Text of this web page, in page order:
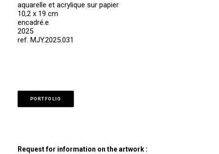
aquarelle et acrylique sur papier
10,2 x 19 cm
encadré.e
2025
ref. MJY.2025.031
PORTFOLIO
Request for information on the artwork :